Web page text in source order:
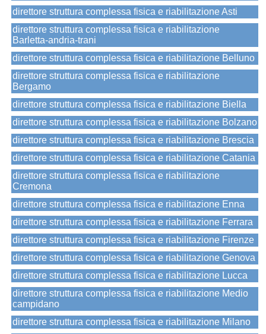
direttore struttura complessa fisica e riabilitazione Asti
direttore struttura complessa fisica e riabilitazione
Barletta-andria-trani
direttore struttura complessa fisica e riabilitazione Belluno
direttore struttura complessa fisica e riabilitazione
Bergamo
direttore struttura complessa fisica e riabilitazione Biella
direttore struttura complessa fisica e riabilitazione Bolzano
direttore struttura complessa fisica e riabilitazione Brescia
direttore struttura complessa fisica e riabilitazione Catania
direttore struttura complessa fisica e riabilitazione
Cremona
direttore struttura complessa fisica e riabilitazione Enna
direttore struttura complessa fisica e riabilitazione Ferrara
direttore struttura complessa fisica e riabilitazione Firenze
direttore struttura complessa fisica e riabilitazione Genova
direttore struttura complessa fisica e riabilitazione Lucca
direttore struttura complessa fisica e riabilitazione Medio
campidano
direttore struttura complessa fisica e riabilitazione Milano